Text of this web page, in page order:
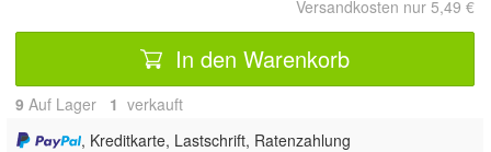
Versandkosten nur 5,49 €
In den Warenkorb
9 Auf Lager 1 verkauft
, Kreditkarte, Lastschrift, Ratenzahlung